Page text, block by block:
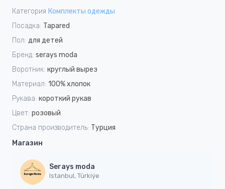
Категория Комплекты одежды
Посадка: Tapared
Пол: для детей
Бренд: serays moda
Воротник: круглый вырез
Материал: 100% хлопок
Рукава: короткий рукав
Цвет: розовый
Страна производитель: Турция
Магазин
Serays moda
Istanbul, Türkiýe